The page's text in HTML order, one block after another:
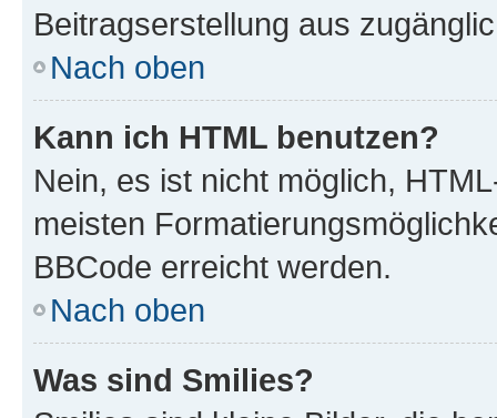
Beitragserstellung aus
Nach oben
Kann ich HTML benutzen?
Nein, es ist nicht möglich,
meisten
BBCode erreicht werden.
Nach oben
Was sind Smilies?